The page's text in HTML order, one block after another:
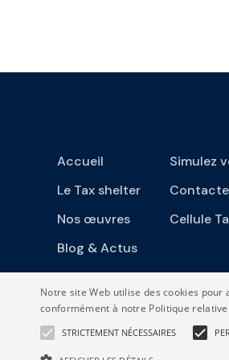
Accueil
Le Tax shelter
Nos œuvres
Blog & Actus
A propos
Simulez
Cellule
Notre site Web utilise des cookies
conformément à notre Politique relative
STRICTEMENT NÉCESSAIRES